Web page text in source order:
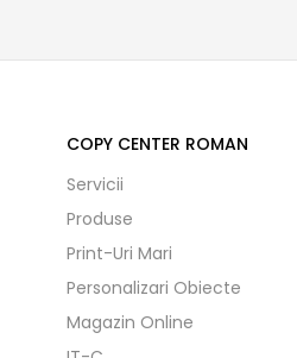
COPY CENTER ROMAN
Servicii
Produse
Print-Uri Mari
Personalizari Obiecte
Magazin Online